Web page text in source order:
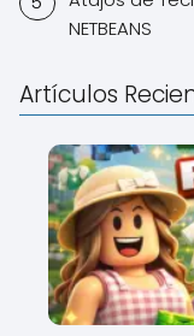
NETBEANS
Artículos